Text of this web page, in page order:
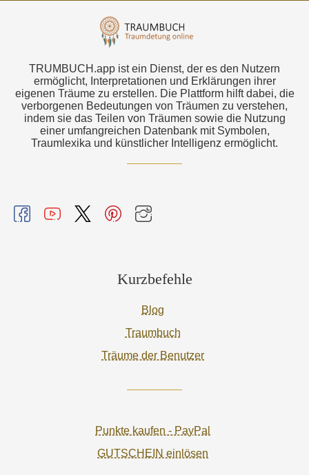
TRUMBUCH.app ist ein Dienst, der es den Nutzern
ermöglicht, Interpretationen und Erklärungen ihrer
eigenen Träume zu erstellen. Die Plattform hilft dabei, die
verborgenen Bedeutungen von Träumen zu verstehen,
indem sie das Teilen von Träumen sowie die Nutzung
einer umfangreichen Datenbank mit Symbolen,
Traumlexika und künstlicher Intelligenz ermöglicht.
Kurzbefehle
Blog
Traumbuch
Träume der Benutzer
Punkte kaufen - PayPal
GUTSCHEIN einlösen